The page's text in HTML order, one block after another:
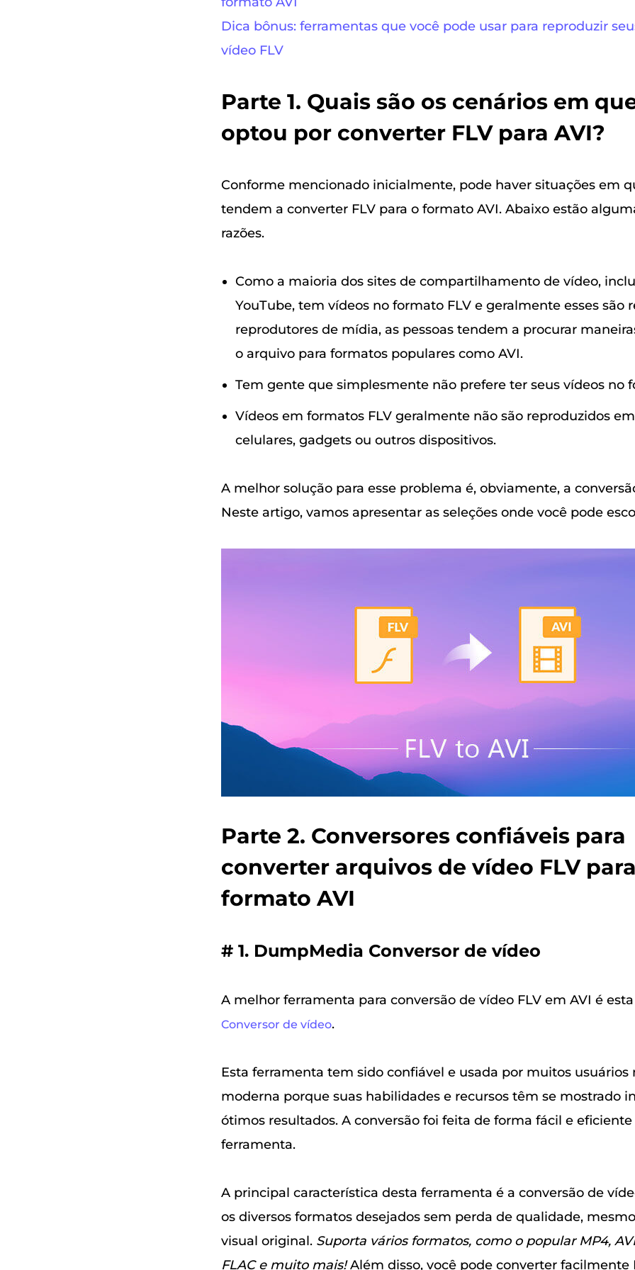
Dica bônus: ferramentas que você pode usar para reproduzir
vídeo FLV
Parte 1. Quais são os cenários em
optou por converter FLV para AVI?
Conforme mencionado inicialmente, pode haver situações em
tendem a converter FLV para o formato AVI. Abaixo estão
razões.
Como a maioria dos sites de compartilhamento de vídeo,
YouTube, tem vídeos no formato FLV e geralmente esses são
reprodutores de mídia, as pessoas tendem a procurar
o arquivo para formatos populares como AVI.
Tem gente que simplesmente não prefere ter seus vídeos no
Vídeos em formatos FLV geralmente não são reproduzidos
celulares, gadgets ou outros dispositivos.
A melhor solução para esse problema é, obviamente, a
Neste artigo, vamos apresentar as seleções onde você pode
Parte 2. Conversores confiáveis ​​para
converter arquivos de vídeo FLV
formato AVI
# 1. DumpMedia Conversor de vídeo
A melhor ferramenta para conversão de vídeo FLV em AVI é
Conversor de vídeo.
Esta ferramenta tem sido confiável e usada por muitos usuários
moderna porque suas habilidades e recursos têm se mostrado
ótimos resultados. A conversão foi feita de forma fácil e
ferramenta.
A principal característica desta ferramenta é a conversão de
os diversos formatos desejados sem perda de qualidade,
visual original. Suporta vários formatos, como o popular MP4,
FLAC e muito mais!Além disso, você pode converter facilmente